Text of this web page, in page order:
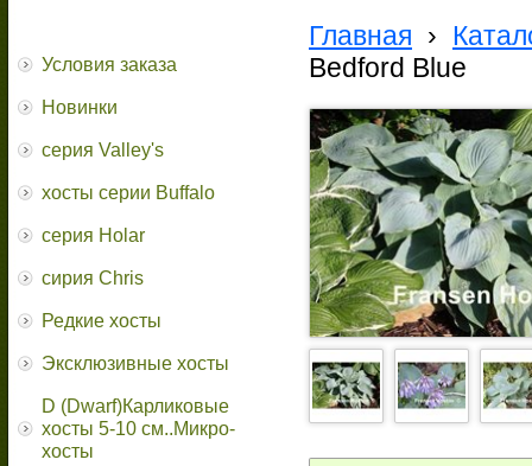
Условия заказа
Новинки
серия Valley's
хосты серии Buffalo
серия Holar
сирия Chris
Редкие хосты
Эксклюзивные хосты
D (Dwarf)Карликовые
хосты 5-10 см..Микро-
хосты
Главная ›
Bedford Blue